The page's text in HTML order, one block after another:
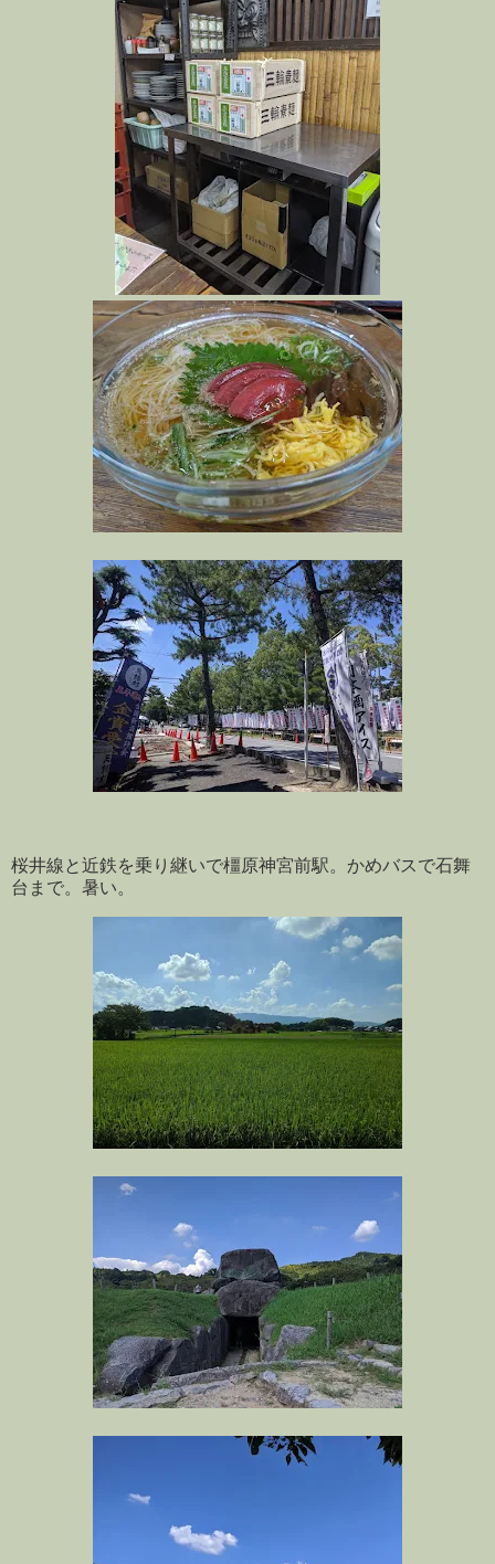
桜井線と近鉄を乗り継いで橿原神宮前駅。かめバスで石舞
台まで。暑い。